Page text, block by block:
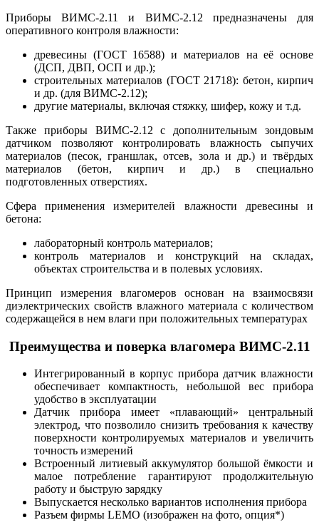
Приборы ВИМС-2.11 и ВИМС-2.12 предназначены для
оперативного контроля влажности:
древесины (ГОСТ 16588) и материалов на её основе
(ДСП, ДВП, ОСП и др.);
строительных материалов (ГОСТ 21718): бетон, кирпич
и др. (для ВИМС-2.12);
другие материалы, включая стяжку, шифер, кожу и т.д.
Также приборы ВИМС-2.12 с дополнительным зондовым
датчиком позволяют контролировать влажность сыпучих
материалов (песок, граншлак, отсев, зола и др.) и твёрдых
материалов (бетон, кирпич и др.) в специально
подготовленных отверстиях.
Сфера применения измерителей влажности древесины и
бетона:
лабораторный контроль материалов;
контроль материалов и конструкций на складах,
объектах строительства и в полевых условиях.
Принцип измерения влагомеров основан на взаимосвязи
диэлектрических свойств влажного материала с количеством
содержащейся в нем влаги при положительных температурах
Преимущества и поверка влагомера ВИМС-2.11
Интегрированный в корпус прибора датчик влажности
обеспечивает компактность, небольшой вес прибора
удобство в эксплуатации
Датчик прибора имеет «плавающий» центральный
электрод, что позволило снизить требования к качеству
поверхности контролируемых материалов и увеличить
точность измерений
Встроенный литиевый аккумулятор большой ёмкости и
малое потребление гарантируют продолжительную
работу и быструю зарядку
Выпускается несколько вариантов исполнения прибора
Разъем фирмы LEMO (изображен на фото, опция*)